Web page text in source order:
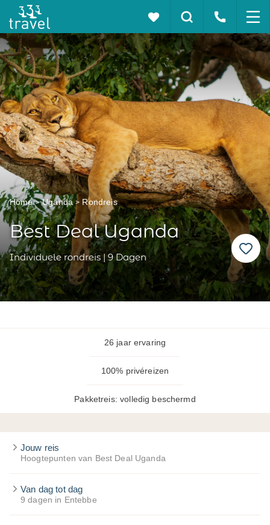
Home Uganda Rondreis
Best Deal Uganda
Individuele rondreis | 9 Dagen
26 jaar ervaring
100% privéreizen
Pakketreis: volledig beschermd
Jouw reis
Hoogtepunten van Best Deal Uganda
Van dag tot dag
9 dagen in Entebbe